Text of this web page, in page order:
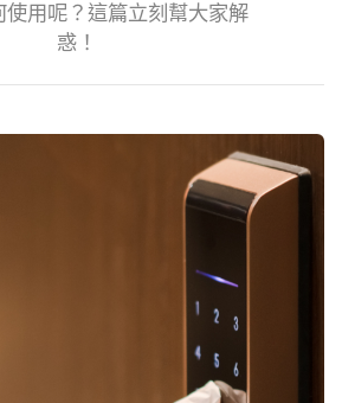
使用呢？這篇立刻幫大家解
惑！